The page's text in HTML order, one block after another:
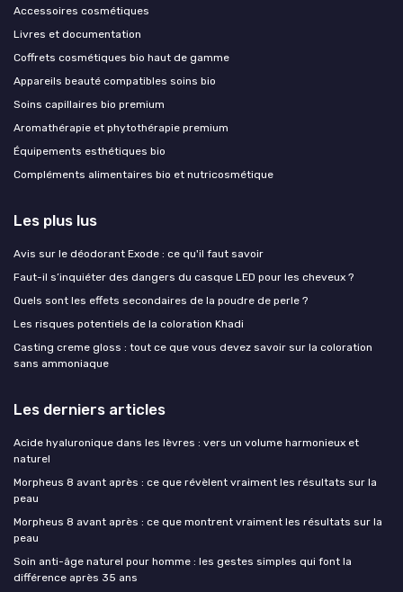
Accessoires cosmétiques
Livres et documentation
Coffrets cosmétiques bio haut de gamme
Appareils beauté compatibles soins bio
Soins capillaires bio premium
Aromathérapie et phytothérapie premium
Équipements esthétiques bio
Compléments alimentaires bio et nutricosmétique
Les plus lus
Avis sur le déodorant Exode : ce qu'il faut savoir
Faut-il s’inquiéter des dangers du casque LED pour les cheveux ?
Quels sont les effets secondaires de la poudre de perle ?
Les risques potentiels de la coloration Khadi
Casting creme gloss : tout ce que vous devez savoir sur la coloration
sans ammoniaque
Les derniers articles
Acide hyaluronique dans les lèvres : vers un volume harmonieux et
naturel
Morpheus 8 avant après : ce que révèlent vraiment les résultats sur la
peau
Morpheus 8 avant après : ce que montrent vraiment les résultats sur la
peau
Soin anti-âge naturel pour homme : les gestes simples qui font la
différence après 35 ans